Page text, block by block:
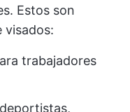
Estos son
visados:
trabajadores